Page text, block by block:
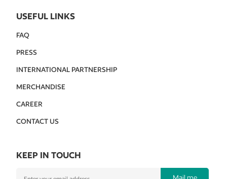
USEFUL LINKS
FAQ
PRESS
INTERNATIONAL PARTNERSHIP
MERCHANDISE
CAREER
CONTACT US
KEEP IN TOUCH
Mail me